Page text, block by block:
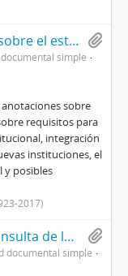
Apuntes sobre reunión sobre el establecimiento de un nuevo régimen político e institucional
simple
sobre
requisitos para
integración
instituciones, el
y posibles
2017)
Borrador síntesis a la consulta de los altos mandos por el Decreto de Ley 527
documental simple